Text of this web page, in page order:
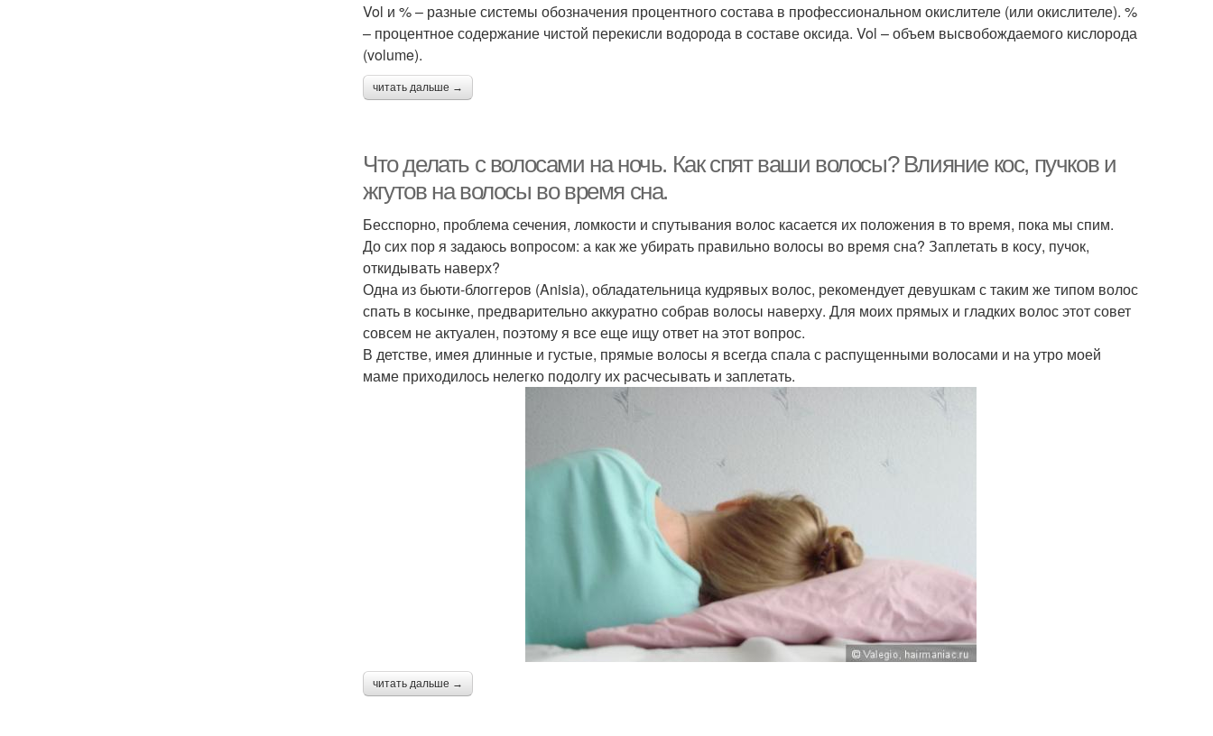
Vol и % – разные системы обозначения процентного состава в профессиональном окислителе (или окислителе). %
– процентное содержание чистой перекисли водорода в составе оксида. Vol – объем высвобождаемого кислорода
(volume).
читать дальше →
Что делать с волосами на ночь. Как спят ваши волосы? Влияние кос, пучков и
жгутов на волосы во время сна.
Бесспорно, проблема сечения, ломкости и спутывания волос касается их положения в то время, пока мы спим.
До сих пор я задаюсь вопросом: а как же убирать правильно волосы во время сна? Заплетать в косу, пучок,
откидывать наверх?
Одна из бьюти-блоггеров (Anisia), обладательница кудрявых волос, рекомендует девушкам с таким же типом волос
спать в косынке, предварительно аккуратно собрав волосы наверху. Для моих прямых и гладких волос этот совет
совсем не актуален, поэтому я все еще ищу ответ на этот вопрос.
В детстве, имея длинные и густые, прямые волосы я всегда спала с распущенными волосами и на утро моей
маме приходилось нелегко подолгу их расчесывать и заплетать.
читать дальше →